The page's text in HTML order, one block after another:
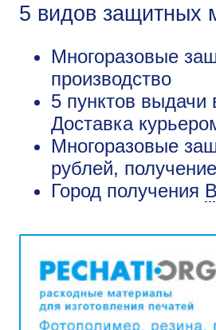
5 видов защитных
Многоразовые
производство
5 пунктов
Доставка
Многоразовые
рублей,
Город получения